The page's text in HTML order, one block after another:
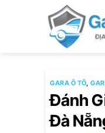
GARA Ô TÔ,
Đánh
Đà